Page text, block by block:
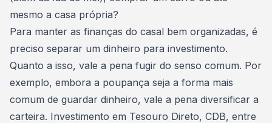
mesmo a casa própria?
Para manter as finanças do casal bem organizadas, é
preciso separar um dinheiro para investimento.
Quanto a isso, vale a pena fugir do senso comum. Por
exemplo, embora a poupança seja a forma mais
comum de guardar dinheiro, vale a pena diversificar a
carteira. Investimento em Tesouro Direto, CDB, entre